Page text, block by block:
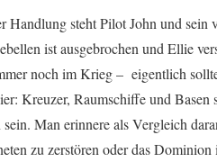
Handlung steht Pilot John und
ist ausgebrochen und Ellie
noch im Krieg – eigentlich
Kreuzer, Raumschiffe und
Man erinnere als Vergleich
zu zerstören oder das Dominion